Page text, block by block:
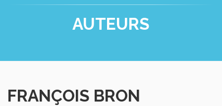
AUTEURS
FRANÇOIS BRON